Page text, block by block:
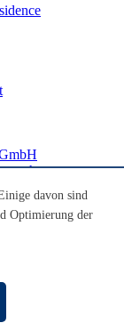
Bremen
Bremen
davon sind
Optimierung der